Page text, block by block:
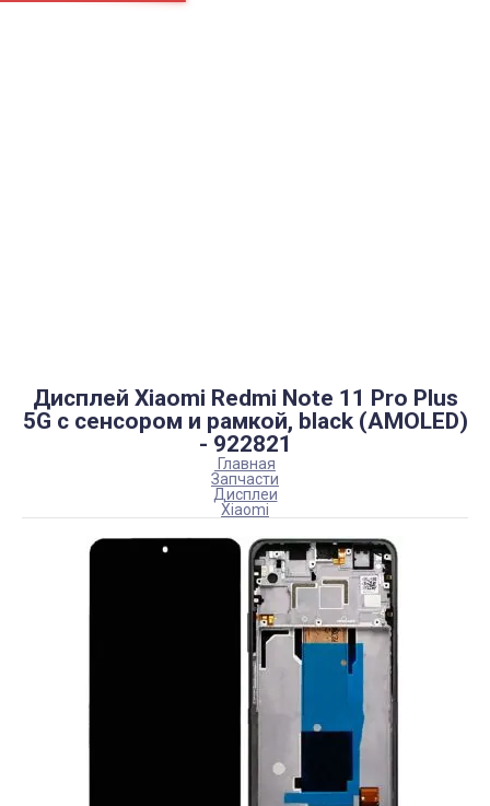
Дисплей Xiaomi Redmi Note 11 Pro Plus
5G с сенсором и рамкой, black (AMOLED)
- 922821
Главная
Запчасти
Дисплеи
Xiaomi